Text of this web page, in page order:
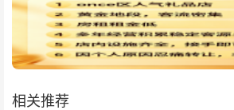
相关推荐